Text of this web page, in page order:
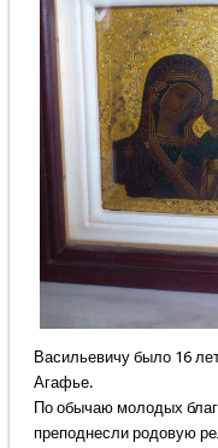
Васильевичу было 16
Агафье.
По обычаю молодых
преподнесли родовую